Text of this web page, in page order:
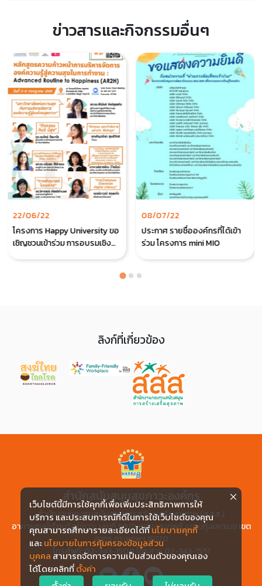
ข่าวสารและกิจกรรมอื่นๆ
22/06/22
โครงการ Happy University ขอ
เชิญชวนเข้าร่วม การอบรมเชิง
08/07/22
ประกาศ รายชื่อองค์กรที่ได้เข้า
ร่วม โครงการ mini MIO
ลิงก์ที่เกี่ยวข้อง
สำนักสนับสนุนสุขภาวะองค์กร
สำนักงานกองทุนสนับสนุนการสร้างเสริมสุขภาพ (สสส.)
อาคารศูนย์เรียนรู้สุขภาวะ เลขที่ 99/8 ซอยงามดูพลี แขวงทุ่งมหาเมฆ เขต
สาทร กรุงเทพฯ 10120
โทรศัพท์: 02-343-1500 โทรสาร 02-343-1551
เว็บไซต์นี้มีการใช้คุกกี้เพื่อเพิ่มประสิทธิภาพการให้
บริการ และประสบการณ์ที่ดีในการใช้เว็บไซต์ของคุณ
คุณสามารถศึกษารายละเอียดได้ที่นโยบายคุกกี้
และนโยบายในการคุ้มครองข้อมูลส่วน
บุคคล สามารถจัดการความเป็นส่วนตัวของคุณเอง
ได้โดยคลิกที่ตั้งค่า